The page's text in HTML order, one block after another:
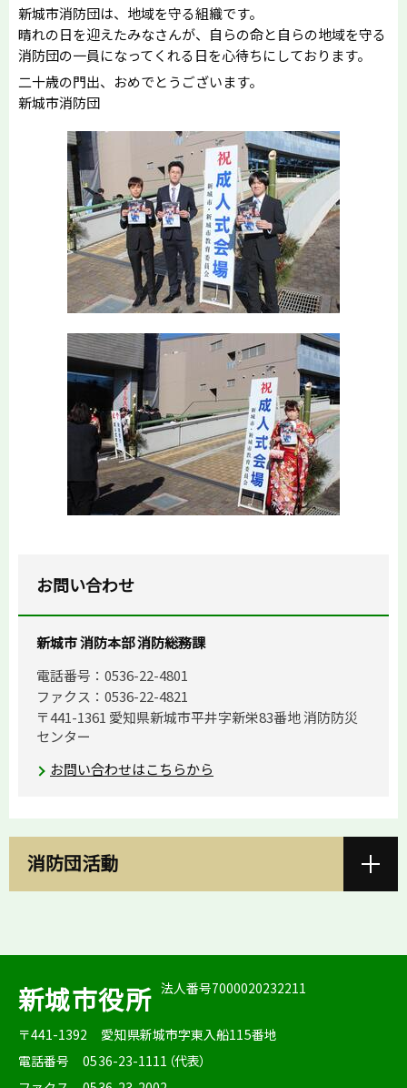
新城市消防団は、地域を守る組織です。
晴れの日を迎えたみなさんが、自らの命と自らの地域を守る
消防団の一員になってくれる日を心待ちにしております。
二十歳の門出、おめでとうございます。
新城市消防団
お問い合わせ
新城市 消防本部 消防総務課
電話番号：0536-22-4801
ファクス：0536-22-4821
〒441-1361 愛知県新城市平井字新栄83番地 消防防災
センター
お問い合わせはこちらから
消防団活動
新城市役所 法人番号7000020232211
〒441-1392
愛知県新城市字東入船115番地
電話番号
0536-23-1111（代表）